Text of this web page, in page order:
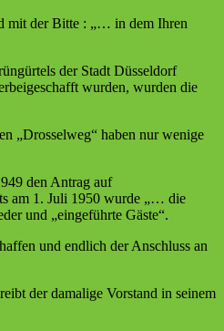
mit der Bitte : „… in dem Ihren
der Stadt Düsseldorf
wurden, wurden die
„Drosselweg“ haben nur wenige
den Antrag auf
am 1. Juli 1950 wurde „… die
und „eingeführte Gäste“.
und endlich der Anschluss an
der damalige Vorstand in seinem